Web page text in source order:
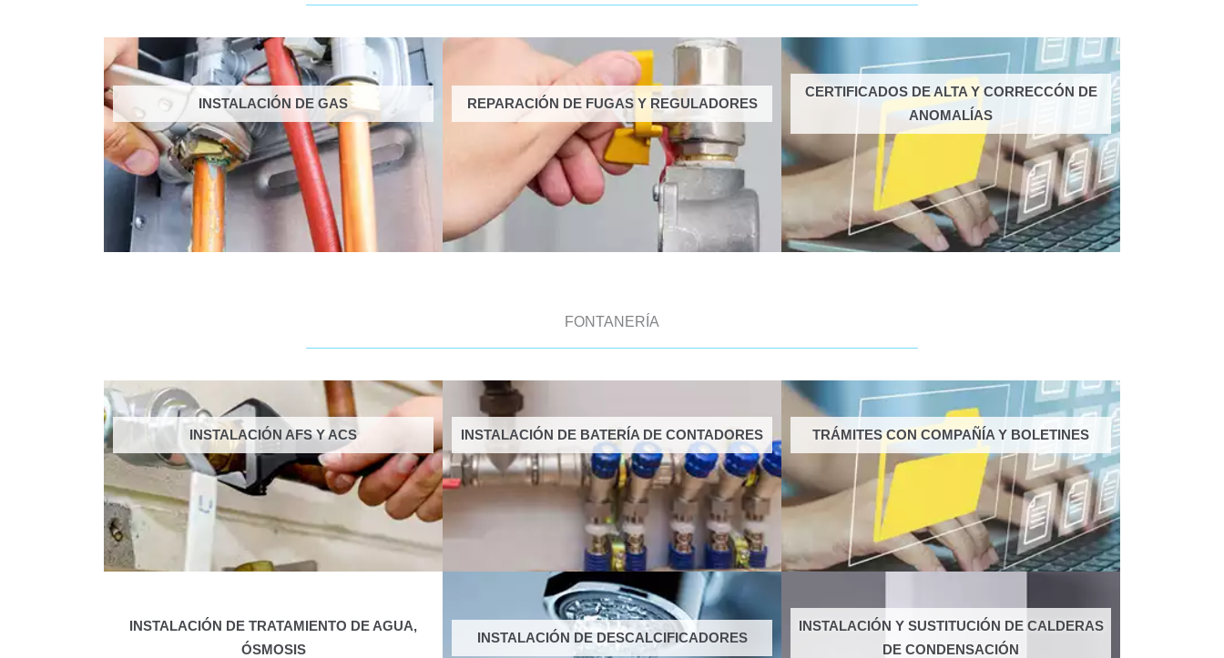
INSTALACIÓN DE GAS REPARACIÓN DE FUGAS Y REGULADORES
CERTIFICADOS DE ALTA Y CORRECCÓN DE
ANOMALÍAS
FONTANERÍA
INSTALACIÓN AFS Y ACS INSTALACIÓN DE BATERÍA DE CONTADORES TRÁMITES CON COMPAÑÍA Y BOLETINES
INSTALACIÓN DE TRATAMIENTO DE AGUA,
ÓSMOSIS
INSTALACIÓN DE DESCALCIFICADORES
INSTALACIÓN Y SUSTITUCIÓN DE CALDERAS
DE CONDENSACIÓN